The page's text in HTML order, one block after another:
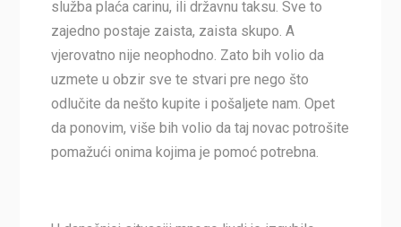
služba plaća carinu, ili državnu taksu. Sve to
zajedno postaje zaista, zaista skupo. A
vjerovatno nije neophodno. Zato bih volio da
uzmete u obzir sve te stvari pre nego što
odlučite da nešto kupite i pošaljete nam. Opet
da ponovim, više bih volio da taj novac potrošite
pomažući onima kojima je pomoć potrebna.